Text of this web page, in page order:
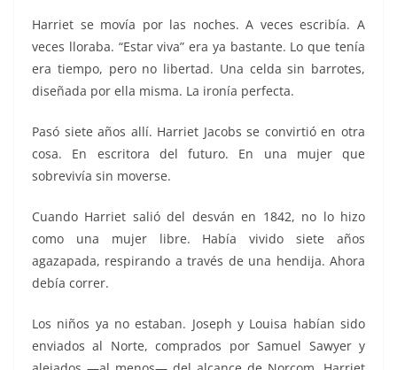
Harriet se movía por las noches. A veces escribía. A
veces lloraba. “Estar viva” era ya bastante. Lo que tenía
era tiempo, pero no libertad. Una celda sin barrotes,
diseñada por ella misma. La ironía perfecta.
Pasó siete años allí. Harriet Jacobs se convirtió en otra
cosa. En escritora del futuro. En una mujer que
sobrevivía sin moverse.
Cuando Harriet salió del desván en 1842, no lo hizo
como una mujer libre. Había vivido siete años
agazapada, respirando a través de una hendija. Ahora
debía correr.
Los niños ya no estaban. Joseph y Louisa habían sido
enviados al Norte, comprados por Samuel Sawyer y